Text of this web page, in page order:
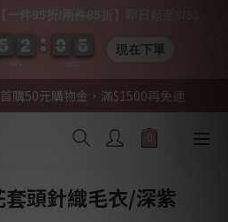
購50元購物金，滿$1500再免運
頭針織毛衣/深紫
5
5
5
5 2
2
2
2 0
0
0
0 0
0
5
5
5
5 現在下單